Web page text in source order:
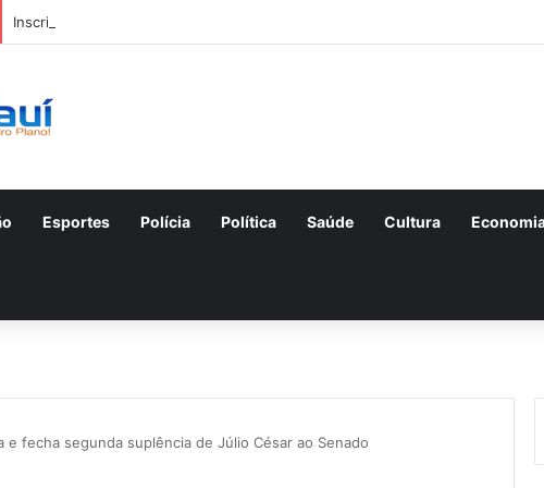
Inscrições para o concurso Unificado do Piauí encerram amanhã
Esportes Polícia Política Saúde Cultura
e fecha segunda suplência de Júlio César ao Senado